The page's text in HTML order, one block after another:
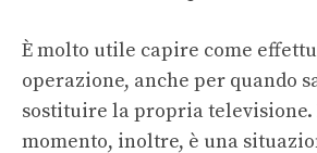
È molto utile capire come
operazione, anche per quando
sostituire la propria televisione.
momento, inoltre, è una